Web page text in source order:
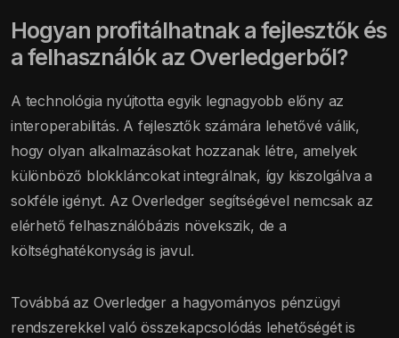
Hogyan profitálhatnak a fejlesztők és
a felhasználók az Overledgerből?
A technológia nyújtotta egyik legnagyobb előny az
interoperabilitás. A fejlesztők számára lehetővé válik,
hogy olyan alkalmazásokat hozzanak létre, amelyek
különböző blokkláncokat integrálnak, így kiszolgálva a
sokféle igényt. Az Overledger segítségével nemcsak az
elérhető felhasználóbázis növekszik, de a
költséghatékonyság is javul.
Továbbá az Overledger a hagyományos pénzügyi
rendszerekkel való összekapcsolódás lehetőségét is